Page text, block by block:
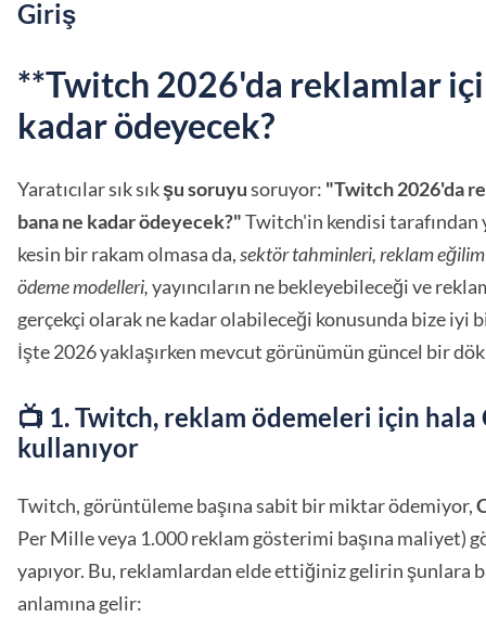
Giriş
**Twitch 2026'da reklamlar
kadar ödeyecek?
Yaratıcılar sık sıkşu soruyusoruyor: "Twitch 2026'da
bana ne kadar ödeyecek?"Twitch'in kendisi tarafından
kesin bir rakam olmasa da,sektör tahminleri, reklam
ödeme modelleri,yayıncıların ne bekleyebileceği ve
gerçekçi olarak ne kadar olabileceği konusunda bize iyi
İşte 2026 yaklaşırken mevcut görünümün güncel bir
📺 1. Twitch, reklam ödemeleri için hala
kullanıyor
Twitch, görüntüleme başına sabit bir miktar ödemiyor,
Per Mille veya 1.000 reklam gösterimi başına maliyet)
yapıyor. Bu, reklamlardan elde ettiğiniz gelirin şunlara
anlamına gelir: